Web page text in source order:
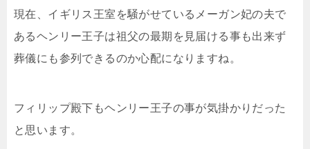
現在、イギリス王室を騒がせているメーガン妃の夫で
あるヘンリー王子は祖父の最期を見届ける事も出来ず
葬儀にも参列できるのか心配になりますね。
フィリップ殿下もヘンリー王子の事が気掛かりだった
と思います。